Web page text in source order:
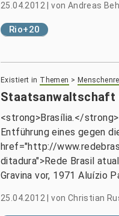
25.04.2012 |von Andreas
Rio+20
Existiert in Themen >
Staatsanwaltschaft
<strong>Brasília.</
Entführung eines gegen
href="http://
ditadura">Rede Brasil
Gravina vor, 1971 Aluízio
25.04.2012 |von Christian